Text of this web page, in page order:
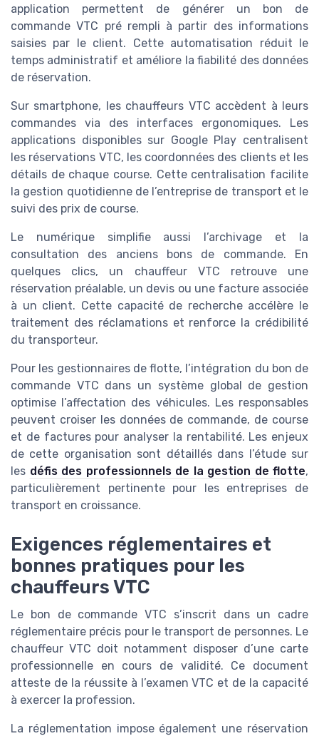
application permettent de générer un bon de
commande VTC pré rempli à partir des informations
saisies par le client. Cette automatisation réduit le
temps administratif et améliore la fiabilité des données
de réservation.
Sur smartphone, les chauffeurs VTC accèdent à leurs
commandes via des interfaces ergonomiques. Les
applications disponibles sur Google Play centralisent
les réservations VTC, les coordonnées des clients et les
détails de chaque course. Cette centralisation facilite
la gestion quotidienne de l’entreprise de transport et le
suivi des prix de course.
Le numérique simplifie aussi l’archivage et la
consultation des anciens bons de commande. En
quelques clics, un chauffeur VTC retrouve une
réservation préalable, un devis ou une facture associée
à un client. Cette capacité de recherche accélère le
traitement des réclamations et renforce la crédibilité
du transporteur.
Pour les gestionnaires de flotte, l’intégration du bon de
commande VTC dans un système global de gestion
optimise l’affectation des véhicules. Les responsables
peuvent croiser les données de commande, de course
et de factures pour analyser la rentabilité. Les enjeux
de cette organisation sont détaillés dans l’étude sur
les défis des professionnels de la gestion de flotte,
particulièrement pertinente pour les entreprises de
transport en croissance.
Exigences réglementaires et
bonnes pratiques pour les
chauffeurs VTC
Le bon de commande VTC s’inscrit dans un cadre
réglementaire précis pour le transport de personnes. Le
chauffeur VTC doit notamment disposer d’une carte
professionnelle en cours de validité. Ce document
atteste de la réussite à l’examen VTC et de la capacité
à exercer la profession.
La réglementation impose également une réservation